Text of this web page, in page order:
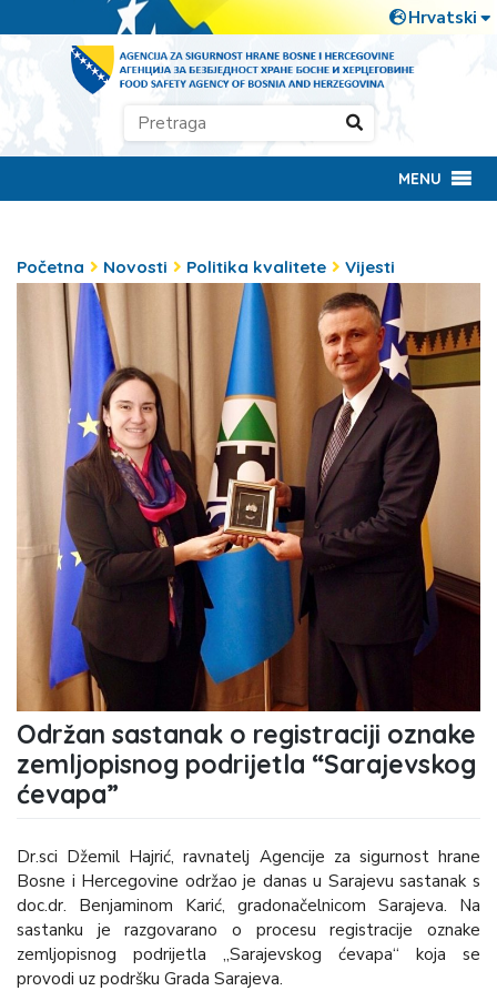
MENU
Početna Novosti Politika kvalitete Vijesti
Održan sastanak o registraciji oznake
zemljopisnog podrijetla “Sarajevskog
ćevapa”
Dr.sci Džemil Hajrić, ravnatelj Agencije za sigurnost hrane
Bosne i Hercegovine održao je danas u Sarajevu sastanak s
doc.dr. Benjaminom Karić, gradonačelnicom Sarajeva. Na
sastanku je razgovarano o procesu registracije oznake
zemljopisnog podrijetla „Sarajevskog ćevapa“ koja se
provodi uz podršku Grada Sarajeva.